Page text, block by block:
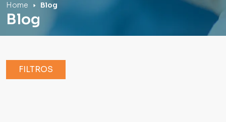
Home Blog
Blog
FILTROS